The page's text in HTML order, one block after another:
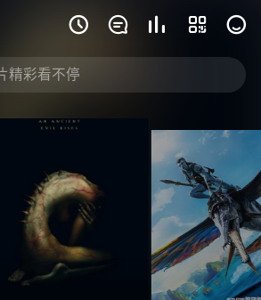
费在线观看 - 雅思电影
    